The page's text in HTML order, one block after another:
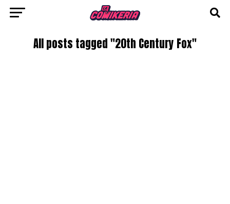
All posts tagged "20th Century Fox"